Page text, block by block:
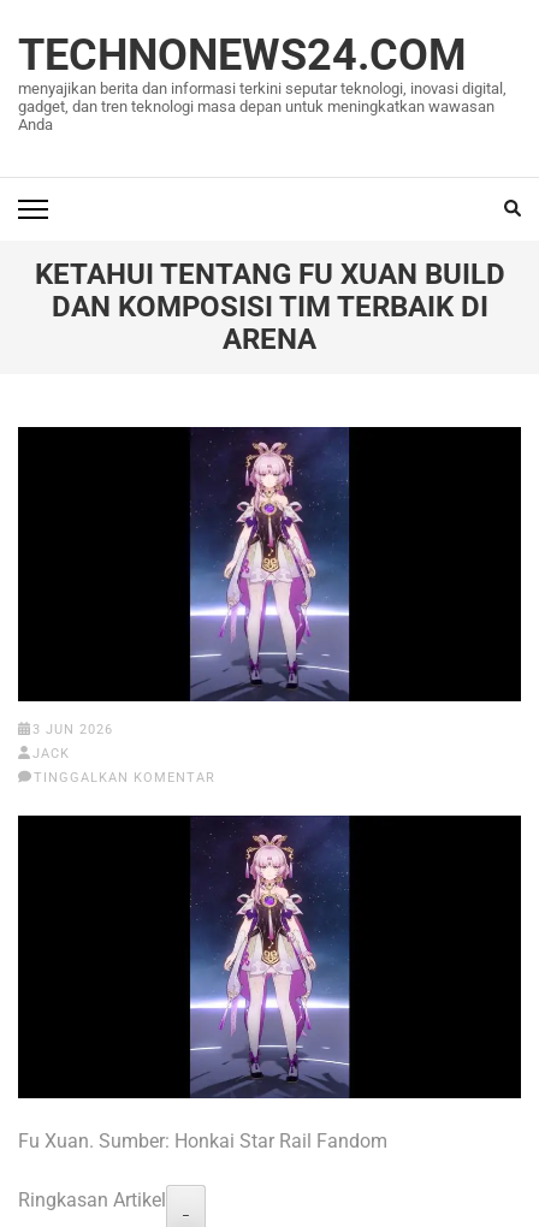
konten
(Tekan
Enter)
TECHNONEWS24.COM
menyajikan berita dan informasi terkini seputar teknologi, inovasi digital,
gadget, dan tren teknologi masa depan untuk meningkatkan wawasan
Anda
KETAHUI TENTANG FU XUAN BUILD
DAN KOMPOSISI TIM TERBAIK DI
ARENA
3 JUN 2026
JACK
TINGGALKAN KOMENTAR
Fu Xuan. Sumber: Honkai Star Rail Fandom
Ringkasan Artikel
−